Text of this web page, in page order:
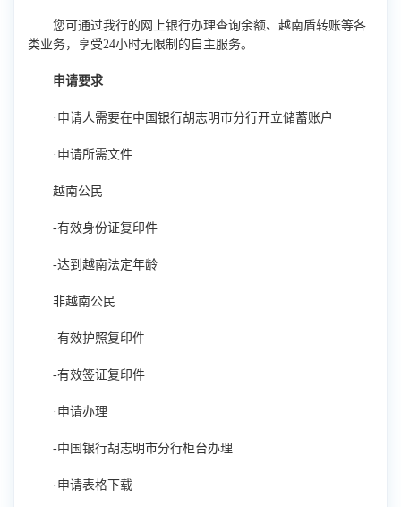
您可通过我行的网上银行办理查询余额、越南盾转账等各
类业务，享受24小时无限制的自主服务。
申请要求
·申请人需要在中国银行胡志明市分行开立储蓄账户
·申请所需文件
越南公民
-有效身份证复印件
-达到越南法定年龄
非越南公民
-有效护照复印件
-有效签证复印件
·申请办理
-中国银行胡志明市分行柜台办理
·申请表格下载